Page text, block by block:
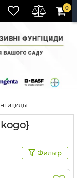
0
Фильтр